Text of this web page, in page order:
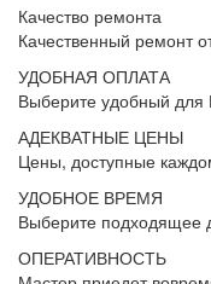
Качество ремонта
Качественный ремонт
УДОБНАЯ ОПЛАТА
Выберите удобный для
АДЕКВАТНЫЕ ЦЕНЫ
Цены, доступные
УДОБНОЕ ВРЕМЯ
Выберите подходящее
ОПЕРАТИВНОСТЬ